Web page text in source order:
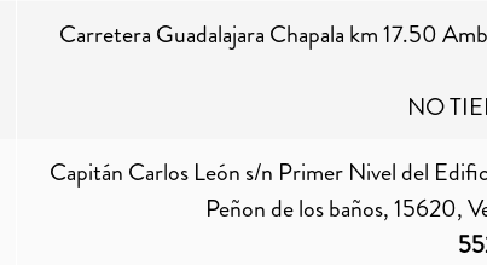
Carretera Guadalajara Chapala km 17.50
NO
Capitán Carlos León s/n Primer Nivel del
Peñon de los baños, 15620,